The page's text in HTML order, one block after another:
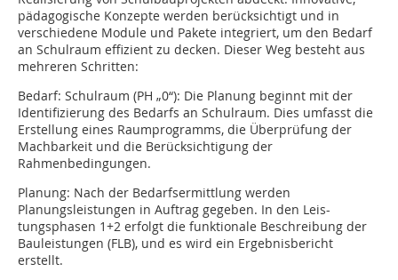
pädagogische Konzepte werden berücksichtigt und in
verschiedene Module und Pakete integriert, um den Bedarf
an Schulraum effizient zu decken. Dieser Weg besteht aus
mehreren Schritten:
Bedarf: Schulraum (PH „0“): Die Planung beginnt mit der
Identifizierung des Bedarfs an Schulraum. Dies umfasst die
Erstellung eines Raumprogramms, die Überprüfung der
Machbarkeit und die Berücksichtigung der
Rahmenbedingungen.
Planung: Nach der Bedarfsermittlung werden
Planungsleistungen in Auftrag gegeben. In den Leis-
tungsphasen 1+2 erfolgt die funktionale Beschreibung der
Bauleistungen (FLB), und es wird ein Ergebnisbericht
erstellt.